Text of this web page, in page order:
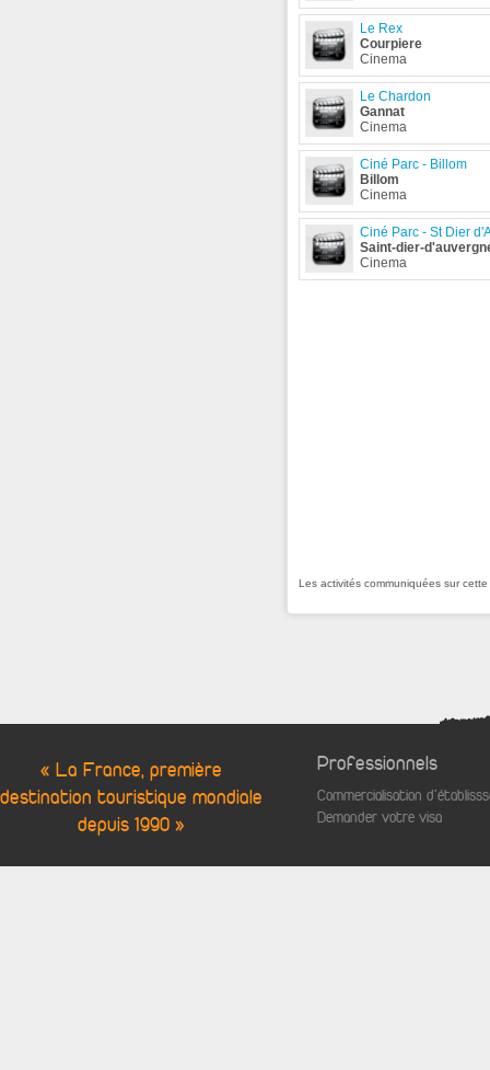
Le Rex
Courpiere
Cinema
Le Chardon
Gannat
Cinema
Ciné Parc - Billom
Billom
Cinema
Ciné Parc - St Dier
Saint-dier-
Cinema
Les activités communiquées sur
« La France, première
destination touristique mondiale
depuis 1990 »
Professionnels
Commercialisation
Demander votre visa